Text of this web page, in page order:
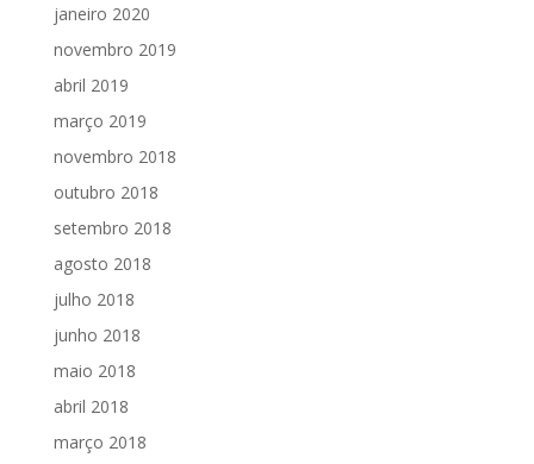
janeiro 2020
novembro 2019
abril 2019
março 2019
novembro 2018
outubro 2018
setembro 2018
agosto 2018
julho 2018
junho 2018
maio 2018
abril 2018
março 2018